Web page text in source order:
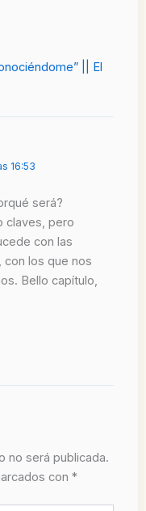
|| El
16:53
será?
claves, pero
con las
con los que nos
Bello capítulo,
no será publicada.
con *